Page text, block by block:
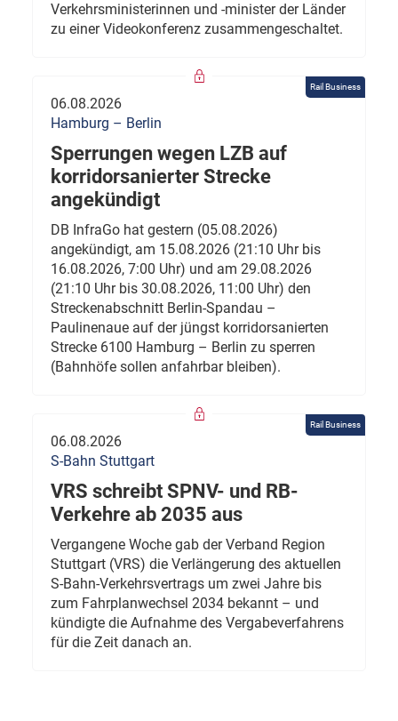
Verkehrsministerinnen und -minister der Länder
zu einer Videokonferenz zusammengeschaltet.
Rail Business
06.08.2026
Hamburg – Berlin
Sperrungen wegen LZB auf
korridorsanierter Strecke
angekündigt
DB InfraGo hat gestern (05.08.2026)
angekündigt, am 15.08.2026 (21:10 Uhr bis
16.08.2026, 7:00 Uhr) und am 29.08.2026
(21:10 Uhr bis 30.08.2026, 11:00 Uhr) den
Streckenabschnitt Berlin-Spandau –
Paulinenaue auf der jüngst korridorsanierten
Strecke 6100 Hamburg – Berlin zu sperren
(Bahnhöfe sollen anfahrbar bleiben).
Rail Business
06.08.2026
S-Bahn Stuttgart
VRS schreibt SPNV- und RB-
Verkehre ab 2035 aus
Vergangene Woche gab der Verband Region
Stuttgart (VRS) die Verlängerung des aktuellen
S-Bahn-Verkehrsvertrags um zwei Jahre bis
zum Fahrplanwechsel 2034 bekannt – und
kündigte die Aufnahme des Vergabeverfahrens
für die Zeit danach an.